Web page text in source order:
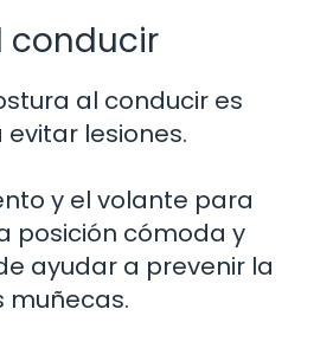
conducir
al conducir es
lesiones.
y el volante para
posición cómoda y
ayudar a prevenir la
muñecas.